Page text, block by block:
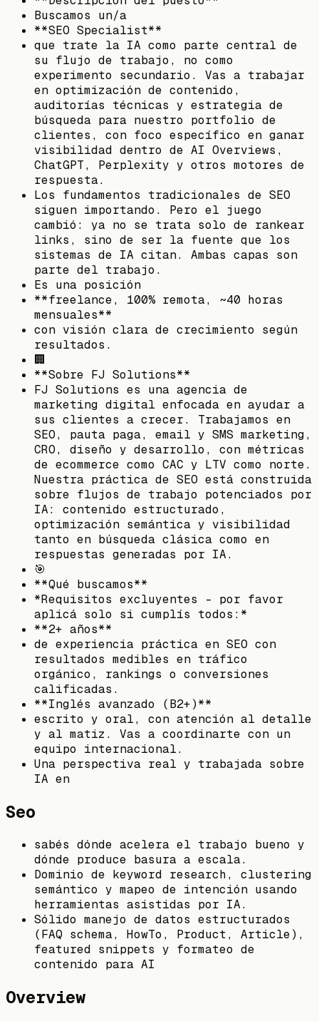
Buscamos un/a
**SEO Specialist**
que trate la IA como parte central de
su flujo de trabajo, no como
experimento secundario. Vas a trabajar
en optimización de contenido,
auditorías técnicas y estrategia de
búsqueda para nuestro portfolio de
clientes, con foco específico en ganar
visibilidad dentro de AI Overviews,
ChatGPT, Perplexity y otros motores de
respuesta.
Los fundamentos tradicionales de SEO
siguen importando. Pero el juego
cambió: ya no se trata solo de rankear
links, sino de ser la fuente que los
sistemas de IA citan. Ambas capas son
parte del trabajo.
Es una posición
**freelance, 100% remota, ~40 horas
mensuales**
con visión clara de crecimiento según
resultados.
🏢
**Sobre FJ Solutions**
FJ Solutions es una agencia de
marketing digital enfocada en ayudar a
sus clientes a crecer. Trabajamos en
SEO, pauta paga, email y SMS marketing,
CRO, diseño y desarrollo, con métricas
de ecommerce como CAC y LTV como norte.
Nuestra práctica de SEO está construida
sobre flujos de trabajo potenciados por
IA: contenido estructurado,
optimización semántica y visibilidad
tanto en búsqueda clásica como en
respuestas generadas por IA.
🎯
**Qué buscamos**
*Requisitos excluyentes - por favor
aplicá solo si cumplís todos:*
**2+ años**
de experiencia práctica en SEO con
resultados medibles en tráfico
orgánico, rankings o conversiones
calificadas.
**Inglés avanzado (B2+)**
escrito y oral, con atención al detalle
y al matiz. Vas a coordinarte con un
equipo internacional.
Una perspectiva real y trabajada sobre
IA en
Seo
sabés dónde acelera el trabajo bueno y
dónde produce basura a escala.
Dominio de keyword research, clustering
semántico y mapeo de intención usando
herramientas asistidas por IA.
Sólido manejo de datos estructurados
(FAQ schema, HowTo, Product, Article),
featured snippets y formateo de
contenido para AI
Overview